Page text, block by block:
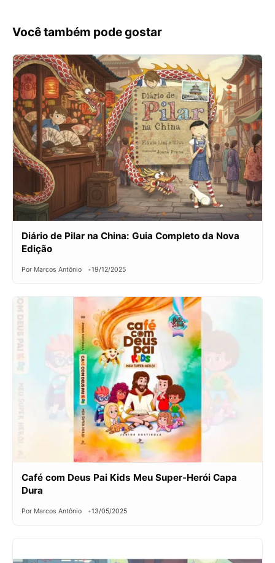
Você também pode gostar
Diário de Pilar na China: Guia Completo da Nova
Edição
Por Marcos Antônio 19/12/2025
Café com Deus Pai Kids Meu Super-Herói Capa
Dura
Por Marcos Antônio 13/05/2025